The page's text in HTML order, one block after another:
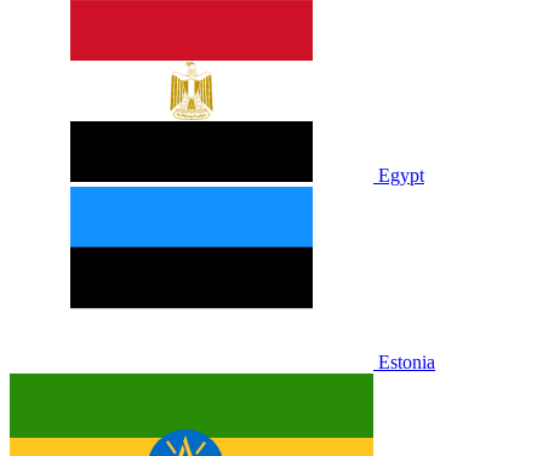
Egypt
Estonia